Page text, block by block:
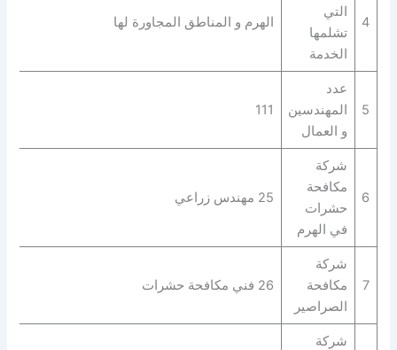
4
التي
تشلمها
الخدمة
الهرم و المناطق المجاورة لها
5
عدد
المهندسين
و العمال
111
6
شركة
مكافحة
حشرات
في الهرم
25 مهندس زراعي
7
شركة
مكافحة
الصراصير
26 فني مكافحة حشرات
شركة